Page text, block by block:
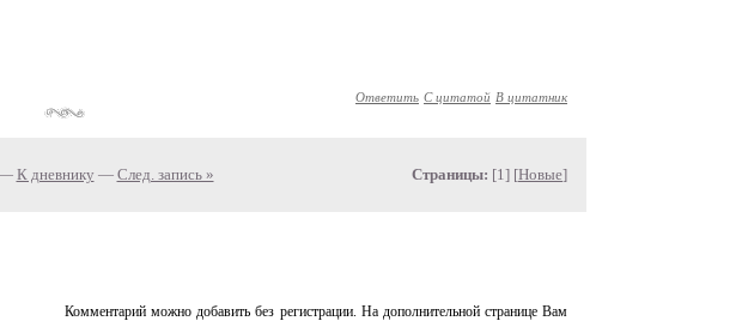
Ответить С цитатой В цитатник
К дневнику — След. запись » Страницы: [1] [Новые]
Комментарий можно добавить без регистрации. На дополнительной странице Вам